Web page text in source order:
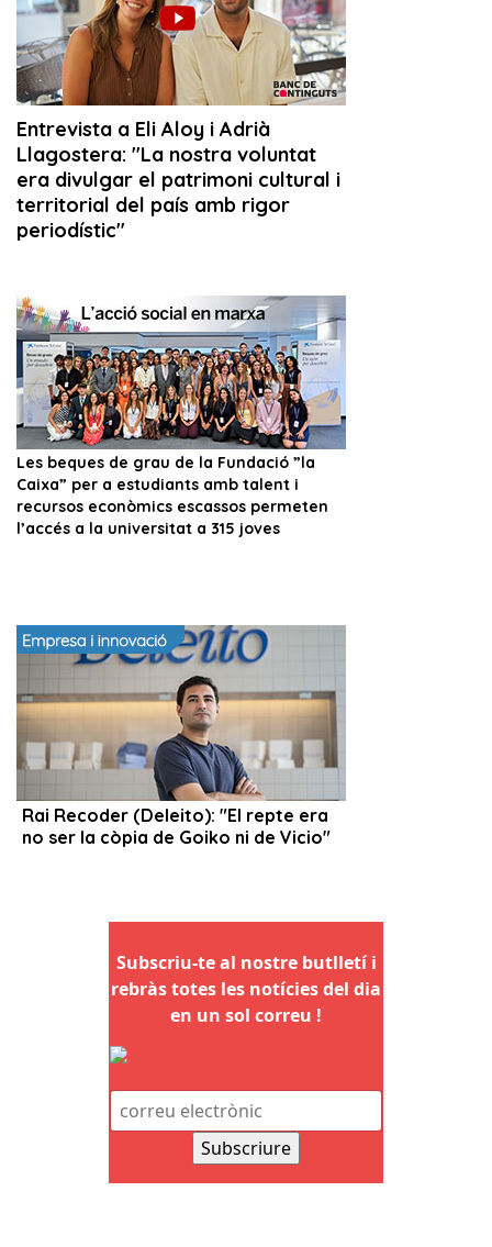
Subscriu-te al nostre butlletí i
rebràs totes les notícies del dia
en un sol correu !